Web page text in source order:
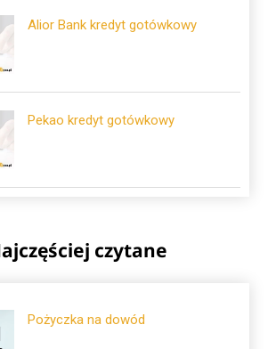
Alior Bank kredyt gotówkowy
Pekao kredyt gotówkowy
czytane
Pożyczka na dowód